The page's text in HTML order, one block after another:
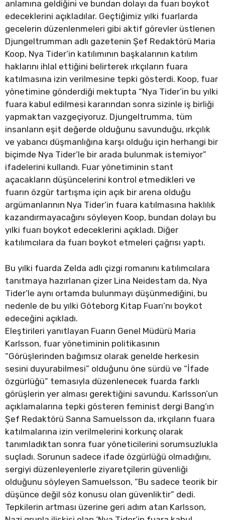
anlamına geldiğini ve bundan dolayı da fuarı boykot
edeceklerini açıkladılar. Geçtiğimiz yılki fuarlarda
gecelerin düzenlenmeleri gibi aktif görevler üstlenen
Djungeltrumman adlı gazetenin Şef Redaktörü Maria
Koop, Nya Tider’in katılımının başkalarının katılım
haklarını ihlal ettiğini belirterek ırkçıların fuara
katılmasına izin verilmesine tepki gösterdi. Koop, fuar
yönetimine gönderdiği mektupta “Nya Tider’in bu yılki
fuara kabul edilmesi kararından sonra sizinle iş birliği
yapmaktan vazgeçiyoruz. Djungeltrumma, tüm
insanların eşit değerde olduğunu savunduğu, ırkçılık
ve yabancı düşmanlığına karşı olduğu için herhangi bir
biçimde Nya Tider’le bir arada bulunmak istemiyor”
ifadelerini kullandı. Fuar yönetiminin stant
açacakların düşüncelerini kontrol etmedikleri ve
fuarın özgür tartışma için açık bir arena olduğu
argümanlarının Nya Tider’in fuara katılmasına haklılık
kazandırmayacağını söyleyen Koop, bundan dolayı bu
yılki fuarı boykot edeceklerini açıkladı. Diğer
katılımcılara da fuarı boykot etmeleri çağrısı yaptı.
Bu yılki fuarda Zelda adlı çizgi romanını katılımcılara
tanıtmaya hazırlanan çizer Lina Neidestam da, Nya
Tider’le aynı ortamda bulunmayı düşünmediğini, bu
nedenle de bu yılki Göteborg Kitap Fuarı’nı boykot
edeceğini açıkladı.
Eleştirileri yanıtlayan Fuarın Genel Müdürü Maria
Karlsson, fuar yönetiminin politikasının
“Görüşlerinden bağımsız olarak genelde herkesin
sesini duyurabilmesi” olduğunu öne sürdü ve “İfade
özgürlüğü” temasıyla düzenlenecek fuarda farklı
görüşlerin yer alması gerektiğini savundu. Karlsson’un
açıklamalarına tepki gösteren feminist dergi Bang’ın
Şef Redaktörü Sanna Samuelsson da, ırkçıların fuara
katılmalarına izin verilmelerini korkunç olarak
tanımladıktan sonra fuar yöneticilerini sorumsuzlukla
suçladı. Sorunun sadece ifade özgürlüğü olmadığını,
sergiyi düzenleyenlerle ziyaretçilerin güvenliği
olduğunu söyleyen Samuelsson, “Bu sadece teorik bir
düşünce değil söz konusu olan güvenliktir” dedi.
Tepkilerin artması üzerine geri adım atan Karlsson,